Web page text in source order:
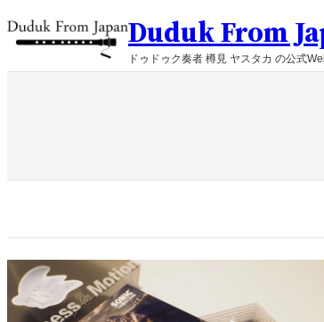
容
ス
Duduk From
ドゥドゥク奏者 樽見 ヤスタカ の公式